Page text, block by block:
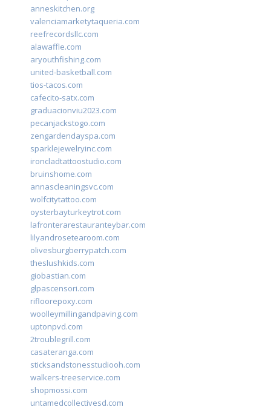
anneskitchen.org
valenciamarketytaqueria.com
reefrecordsllc.com
alawaffle.com
aryouthfishing.com
united-basketball.com
tios-tacos.com
cafecito-satx.com
graduacionviu2023.com
pecanjackstogo.com
zengardendayspa.com
sparklejewelryinc.com
ironcladtattoostudio.com
bruinshome.com
annascleaningsvc.com
wolfcitytattoo.com
oysterbayturkeytrot.com
lafronterarestauranteybar.com
lilyandrosetearoom.com
olivesburgberrypatch.com
theslushkids.com
giobastian.com
glpascensori.com
rifloorepoxy.com
woolleymillingandpaving.com
uptonpvd.com
2troublegrill.com
casateranga.com
sticksandstonesstudiooh.com
walkers-treeservice.com
shopmossi.com
untamedcollectivesd.com